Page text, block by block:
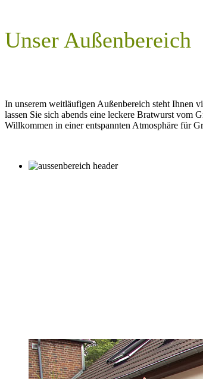
Unser Außenbereich
In unserem weitläufigen Außenbereich steht Ihnen
lassen Sie sich abends eine leckere Bratwurst vom
Willkommen in einer entspannten Atmosphäre für